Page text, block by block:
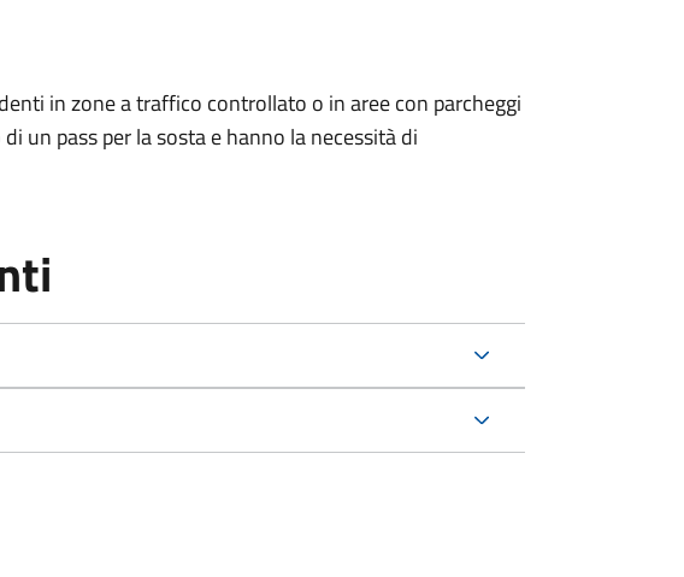
in zone a traffico controllato o in aree con parcheggi
un pass per la sosta e hanno la necessità di